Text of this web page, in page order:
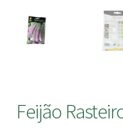
Feijão